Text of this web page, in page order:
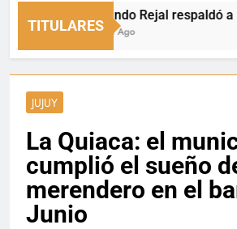
TITULARES
Fernando Rejal respaldó a
8 Horas Ago
JUJUY
La Quiaca: el
cumplió el sueño
merendero en el
Junio